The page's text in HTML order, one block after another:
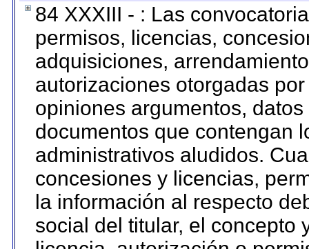
84 XXXIII - : Las
permisos, licencias,
adquisiciones,
autorizaciones otorgadas
opiniones argumentos,
documentos que contengan
administrativos aludidos.
concesiones y licencias,
la información al respecto
social del titular, el concepto